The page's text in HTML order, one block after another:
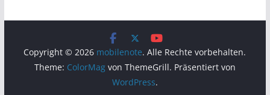
Copyright © 2026 mobilenote. Alle Rechte vorbehalten.
Theme: ColorMagvon ThemeGrill. Präsentiert von
WordPress.